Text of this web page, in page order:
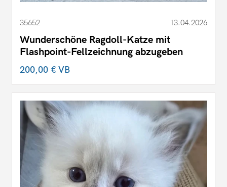
35652 13.04.2026
Wunderschöne Ragdoll-Katze mit
Flashpoint-Fellzeichnung abzugeben
200,00 €VB